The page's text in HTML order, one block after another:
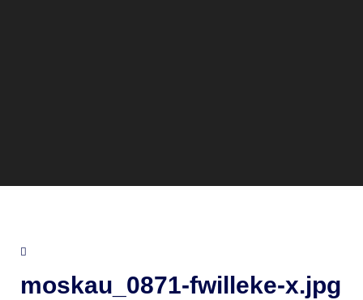
moskau_0871-fwilleke-x.jpg